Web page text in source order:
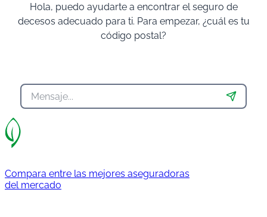
Hola, puedo ayudarte a encontrar el seguro de
decesos adecuado para ti. Para empezar, ¿cuál es tu
código postal?
Compara entre las mejores aseguradoras
del mercado